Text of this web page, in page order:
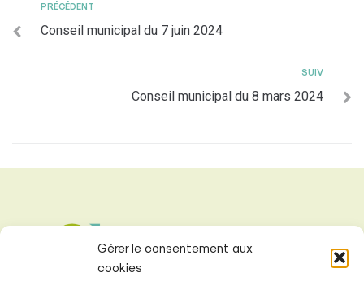
Gérer le consentement aux
cookies
PRÉCÉDENT
Conseil municipal du 7 juin 2024
SUIV
Conseil municipal du 8 mars 2024